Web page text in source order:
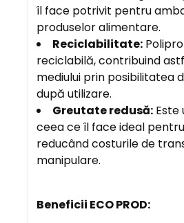
îl face potrivit pentru
produselor alimentare.
Reciclabilitate:
reciclabilă, contribuind
mediului prin posibilitatea
după utilizare.
Greutate redusă: Este
ceea ce îl face ideal
reducând costurile de
manipulare.
Beneficii ECO PROD: